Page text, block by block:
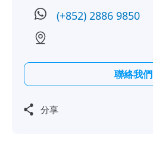
(+852) 2886 9850
聯絡我們
分享